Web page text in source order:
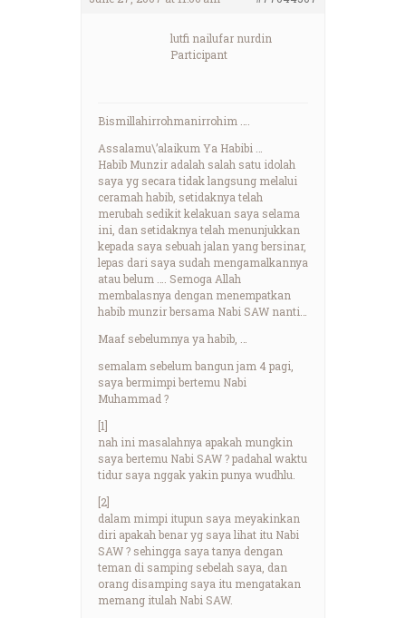
lutfi nailufar nurdin
Participant
Bismillahirrohmanirrohim ….
Assalamu\’alaikum Ya Habibi …
Habib Munzir adalah salah satu idolah
saya yg secara tidak langsung melalui
ceramah habib, setidaknya telah
merubah sedikit kelakuan saya selama
ini, dan setidaknya telah menunjukkan
kepada saya sebuah jalan yang bersinar,
lepas dari saya sudah mengamalkannya
atau belum …. Semoga Allah
membalasnya dengan menempatkan
habib munzir bersama Nabi SAW nanti…
Maaf sebelumnya ya habib, …
semalam sebelum bangun jam 4 pagi,
saya bermimpi bertemu Nabi
Muhammad ?
[1]
nah ini masalahnya apakah mungkin
saya bertemu Nabi SAW ? padahal waktu
tidur saya nggak yakin punya wudhlu.
[2]
dalam mimpi itupun saya meyakinkan
diri apakah benar yg saya lihat itu Nabi
SAW ? sehingga saya tanya dengan
teman di samping sebelah saya, dan
orang disamping saya itu mengatakan
memang itulah Nabi SAW.